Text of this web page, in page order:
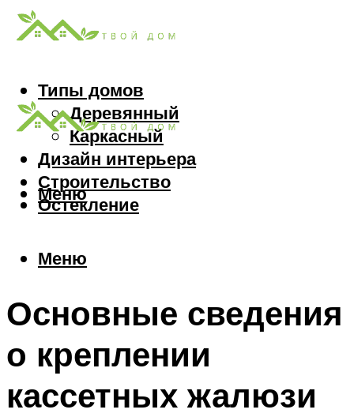
Типы домов
Деревянный
Каркасный
Дизайн интерьера
Строительство
Остекление
Меню
Меню
Основные сведения
о креплении
кассетных жалюзи